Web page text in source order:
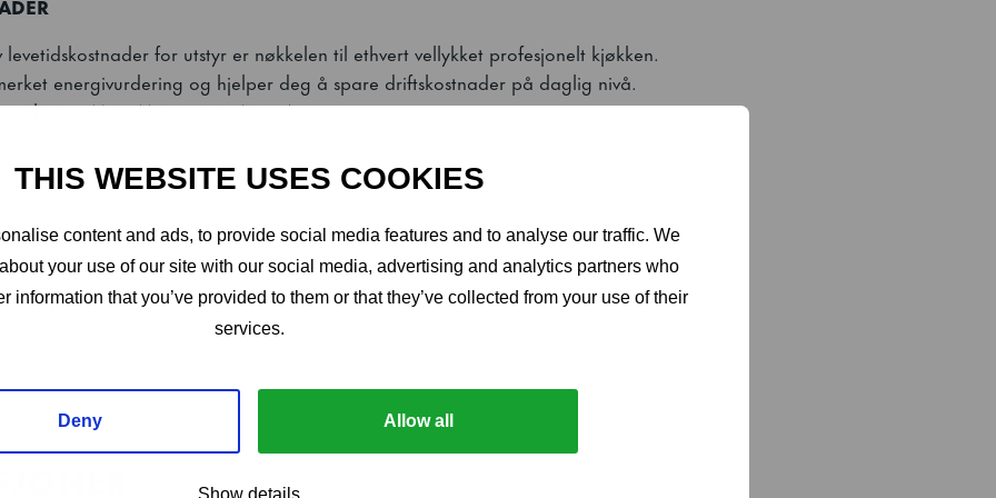
THIS WEBSITE USES COOKIES
content and ads, to provide social media features and to analyse our traffic. We
your use of our site with our social media, advertising and analytics partners who
information that you’ve provided to them or that they’ve collected from your use of their
services.
Deny Allow all
Show details
for utstyr er nøkkelen til ethvert vellykket profesjonelt kjøkken.
energivurdering og hjelper deg å spare driftskostnader på daglig nivå.
til ECO MIDI M 82 CCG 4S er A.
sunnere arbeidsmiljø, med lave støynivåer på ca. 45 dB(A) når kompressoren
og de glatte overflatene sørger for rask og enkel rengjøring.. Selvlukkende dør
gir enkel tilgang for rengjøring . Innvendig bunn formet som dryppanne for